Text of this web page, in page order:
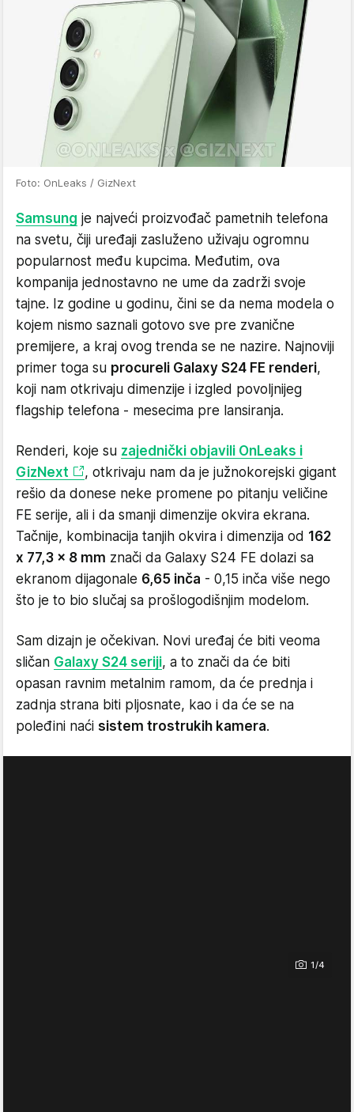
Foto: OnLeaks / GizNext
Samsung je najveći proizvođač pametnih telefona
na svetu, čiji uređaji zasluženo uživaju ogromnu
popularnost među kupcima. Međutim, ova
kompanija jednostavno ne ume da zadrži svoje
tajne. Iz godine u godinu, čini se da nema modela o
kojem nismo saznali gotovo sve pre zvanične
premijere, a kraj ovog trenda se ne nazire. Najnoviji
primer toga su procureli Galaxy S24 FE renderi,
koji nam otkrivaju dimenzije i izgled povoljnijeg
flagship telefona - mesecima pre lansiranja.
Renderi, koje su zajednički objavili OnLeaks i
GizNext
, otkrivaju nam da je južnokorejski gigant
rešio da donese neke promene po pitanju veličine
FE serije, ali i da smanji dimenzije okvira ekrana.
Tačnije, kombinacija tanjih okvira i dimenzija od 162
x 77,3 x 8 mm znači da Galaxy S24 FE dolazi sa
ekranom dijagonale 6,65 inča - 0,15 inča više nego
što je to bio slučaj sa prošlogodišnjim modelom.
Sam dizajn je očekivan. Novi uređaj će biti veoma
sličan Galaxy S24 seriji, a to znači da će biti
opasan ravnim metalnim ramom, da će prednja i
zadnja strana biti pljosnate, kao i da će se na
poleđini naći sistem trostrukih kamera.
1/4